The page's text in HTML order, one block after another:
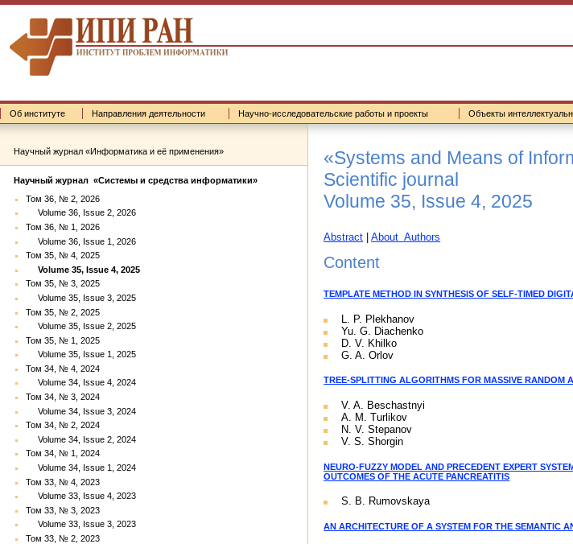
Об институте Направления деятельности Научно-исследовательские работы и проекты Объекты
Научный журнал «Информатика и её применения»
Научный журнал «Системы и средства информатики»
Том 36, № 2, 2026
Volume 36, Issue 2, 2026
Том 36, № 1, 2026
Volume 36, Issue 1, 2026
Том 35, № 4, 2025
Volume 35, Issue 4, 2025
Том 35, № 3, 2025
Volume 35, Issue 3, 2025
Том 35, № 2, 2025
Volume 35, Issue 2, 2025
Том 35, № 1, 2025
Volume 35, Issue 1, 2025
Том 34, № 4, 2024
Volume 34, Issue 4, 2024
Том 34, № 3, 2024
Volume 34, Issue 3, 2024
Том 34, № 2, 2024
Volume 34, Issue 2, 2024
Том 34, № 1, 2024
Volume 34, Issue 1, 2024
Том 33, № 4, 2023
Volume 33, Issue 4, 2023
Том 33, № 3, 2023
Volume 33, Issue 3, 2023
Том 33, № 2, 2023
«Systems and Means of
Scientific journal
Volume 35, Issue 4, 2025
Abstract |About Authors
Content
TEMPLATE METHOD IN SYNTHESIS OF SELF-TIMED
L. P. Plekhanov
Yu. G. Diachenko
D. V. Khilko
G. A. Orlov
TREE-SPLITTING ALGORITHMS FOR MASSIVE RANDOM
V. A. Beschastnyi
A. M. Turlikov
N. V. Stepanov
V. S. Shorgin
NEURO-FUZZY MODEL AND PRECEDENT EXPERT
OUTCOMES OF THE ACUTE PANCREATITIS
S. B. Rumovskaya
AN ARCHITECTURE OF A SYSTEM FOR THE SEMANTIC